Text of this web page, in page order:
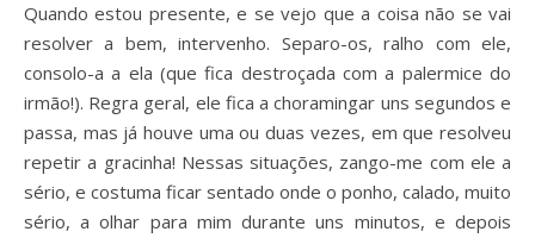
Quando estou presente, e se vejo que a coisa não se vai
resolver a bem, intervenho. Separo-os, ralho com ele,
consolo-a a ela (que fica destroçada com a palermice do
irmão!). Regra geral, ele fica a choramingar uns segundos e
passa, mas já houve uma ou duas vezes, em que resolveu
repetir a gracinha! Nessas situações, zango-me com ele a
sério, e costuma ficar sentado onde o ponho, calado, muito
sério, a olhar para mim durante uns minutos, e depois